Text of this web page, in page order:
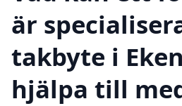
är
takbyte i
hjälpa till